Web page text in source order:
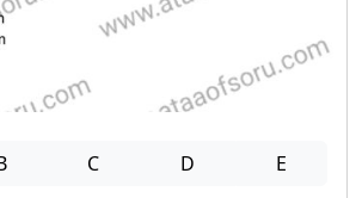
C D E